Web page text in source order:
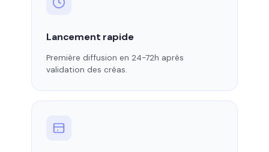
Lancement rapide
Première diffusion en 24-72h après
validation des créas.